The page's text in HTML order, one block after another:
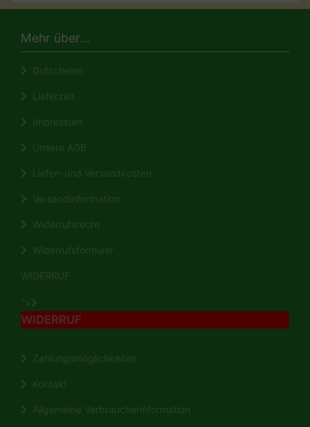
Mehr über...
Gutscheine
Lieferzeit
Impressum
Unsere AGB
Liefer- und Versandkosten
Versandinformation
Widerrufsrecht
Widerrufsformular
WIDERRUF
">
WIDERRUF
Zahlungsmöglichkeiten
Kontakt
Allgemeine Verbraucherinformation